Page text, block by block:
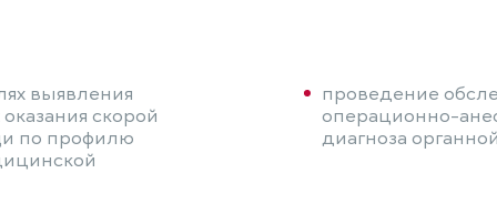
выявления
скорой
по профилю
проведение
операционно-
диагноза